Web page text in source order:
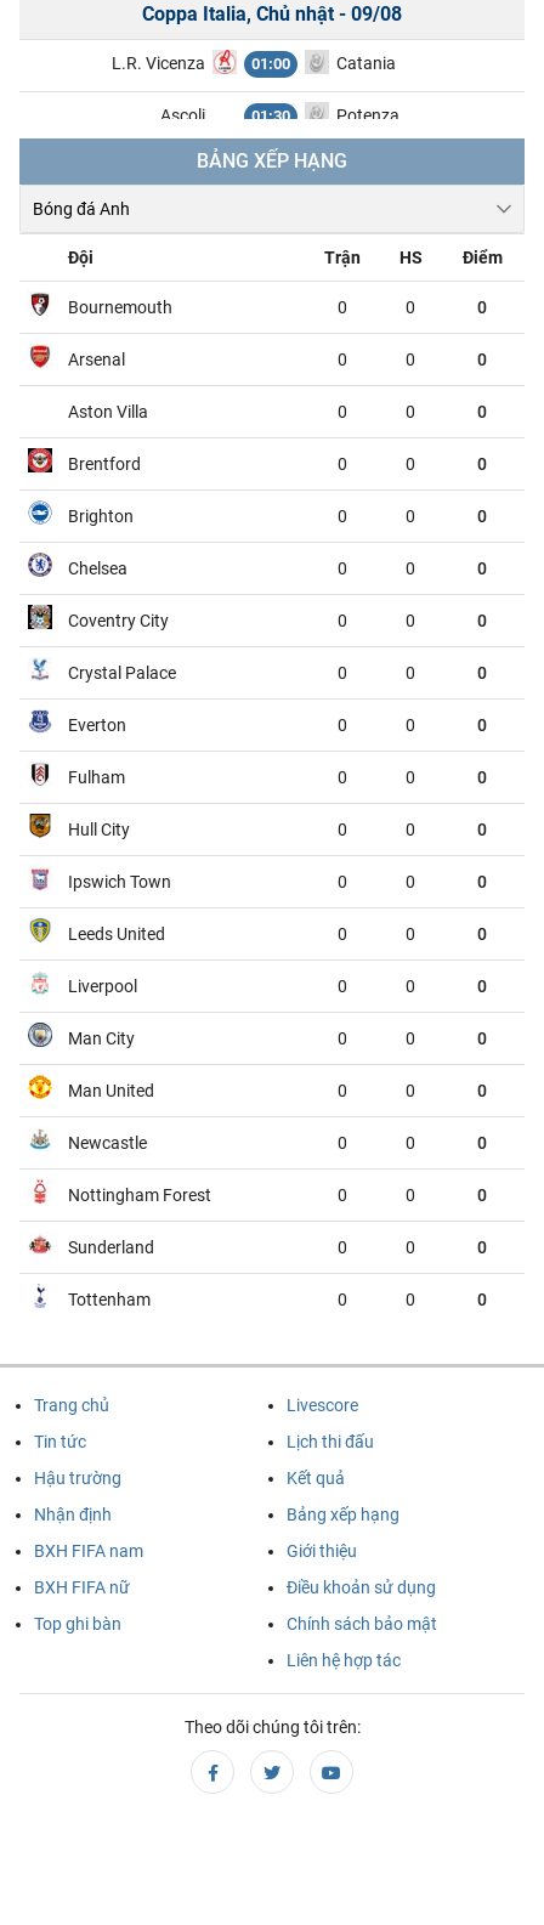
Coppa Italia, Chủ nhật - 09/08
L.R. Vicenza 01:00 Catania
Ascoli 01:30 Potenza
Ligue 2, Chủ nhật - 09/08
Clermont Foot 63 Reims
Sochaux
Atletico Tucuman Sarmiento
Deportivo Riestra Estudiantes de la Plata
St.Truiden Lommel
Union St.Gilloise
VĐQG Brazil, Chủ nhật - 09/08
Sao Paulo
VĐQG Bồ Đào Nha, Chủ nhật - 09/08
CF Estrela da Amadora Sporting
VĐQG Argentina, Chủ nhật - 09/08
Tigre 03:00 River Plate
MLS Nhà Nghề Mỹ, Chủ nhật - 09/08
VĐQG Brazil, Chủ nhật - 09/08
04:30 Atletico MG
Boca Juniors 05:15 Velez Sarsfield
VĐQG Brazil, Chủ nhật - 09/08
Coritiba 06:30 Chapecoense AF
BẢNG XẾP HẠNG
Đội Trận HS Điểm
Bournemouth 0 0 0
Arsenal 0 0 0
Aston Villa 0 0 0
Brentford 0 0 0
Brighton 0 0 0
Chelsea 0 0 0
Coventry City 0 0 0
Crystal Palace 0 0 0
Everton 0 0 0
Fulham 0 0 0
Hull City 0 0 0
Ipswich Town 0 0 0
Leeds United 0 0 0
Liverpool 0 0 0
Man City 0 0 0
Man United 0 0 0
Newcastle 0 0 0
Nottingham Forest 0 0 0
Sunderland 0 0 0
Tottenham 0 0 0
Trang chủ
Tin tức
Hậu trường
Nhận định
Livescore
Lịch thi đấu
Kết quả
Bảng xếp hạng
BXH FIFA nam
BXH FIFA nữ
Top ghi bàn
Giới thiệu
Điều khoản sử dụng
Chính sách bảo mật
Liên hệ hợp tác
Theo dõi chúng tôi trên: